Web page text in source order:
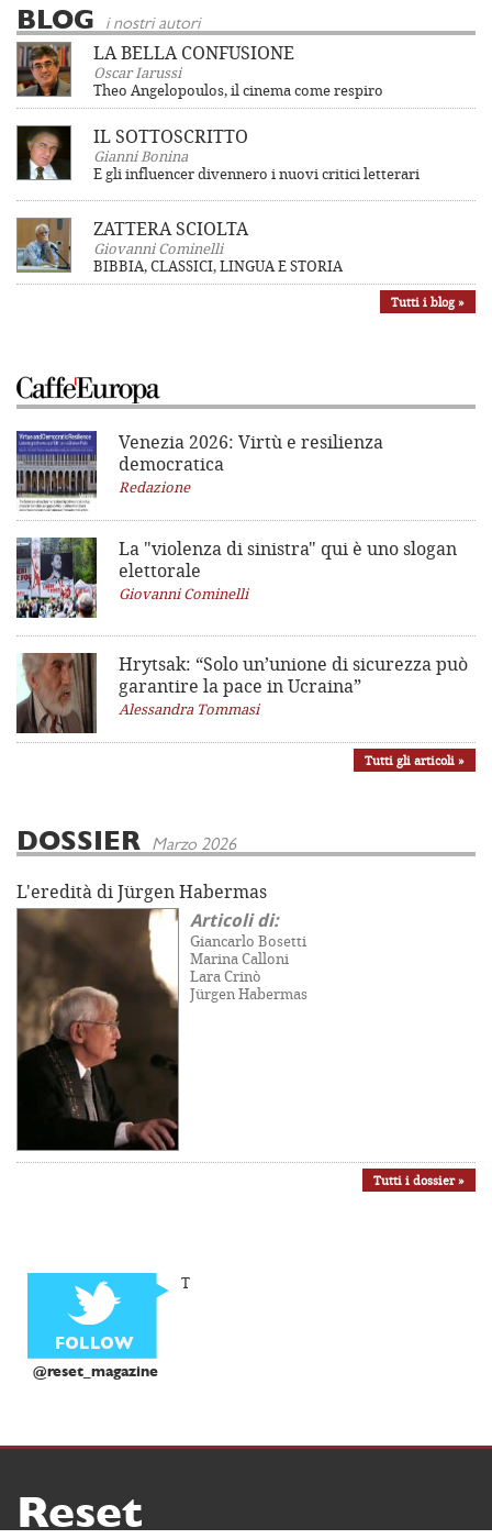
BLOG i nostri autori
LA BELLA CONFUSIONE
Oscar Iarussi
Theo Angelopoulos, il cinema come respiro
IL SOTTOSCRITTO
Gianni Bonina
E gli influencer divennero i nuovi critici letterari
ZATTERA SCIOLTA
Giovanni Cominelli
BIBBIA, CLASSICI, LINGUA E STORIA
Tutti i blog »
Venezia 2026: Virtù e resilienza
democratica
Redazione
La "violenza di sinistra" qui è uno slogan
elettorale
Giovanni Cominelli
Hrytsak: “Solo un’unione di sicurezza può
garantire la pace in Ucraina”
Alessandra Tommasi
Tutti gli articoli »
DOSSIER Marzo 2026
L'eredità di Jürgen Habermas
Articoli di:
Giancarlo Bosetti
Marina Calloni
Lara Crinò
Jürgen Habermas
Tutti i dossier »
@reset_magazine
T
Reset